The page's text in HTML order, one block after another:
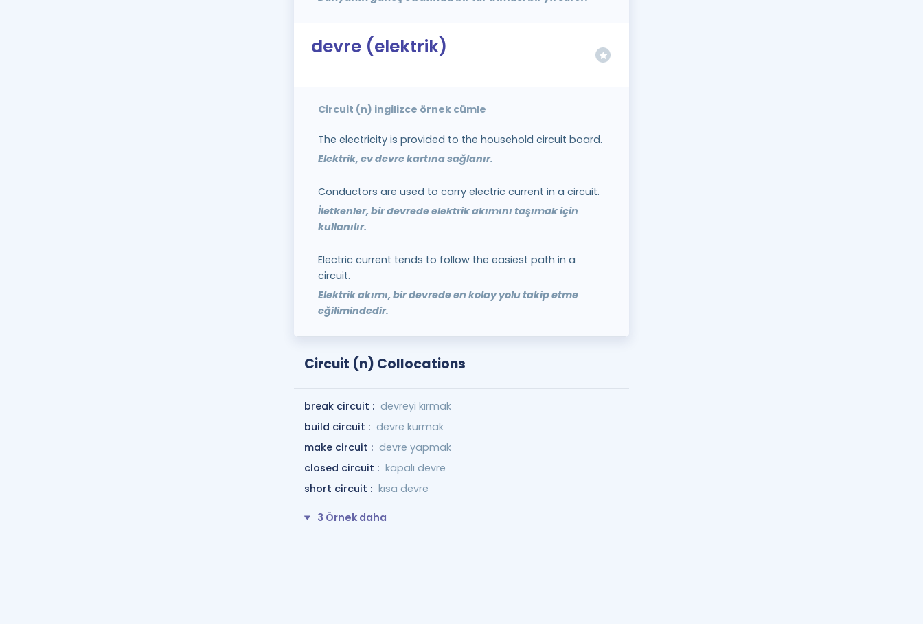
devre (elektrik)
Circuit (n) ingilizce örnek cümle
The electricity is provided to the household circuit board.
Elektrik, ev devre kartına sağlanır.
Conductors are used to carry electric current in a circuit.
İletkenler, bir devrede elektrik akımını taşımak için
kullanılır.
Electric current tends to follow the easiest path in a
circuit.
Elektrik akımı, bir devrede en kolay yolu takip etme
eğilimindedir.
Circuit (n) Collocations
break circuit : devreyi kırmak
build circuit : devre kurmak
make circuit : devre yapmak
closed circuit : kapalı devre
short circuit : kısa devre
3 Örnek daha